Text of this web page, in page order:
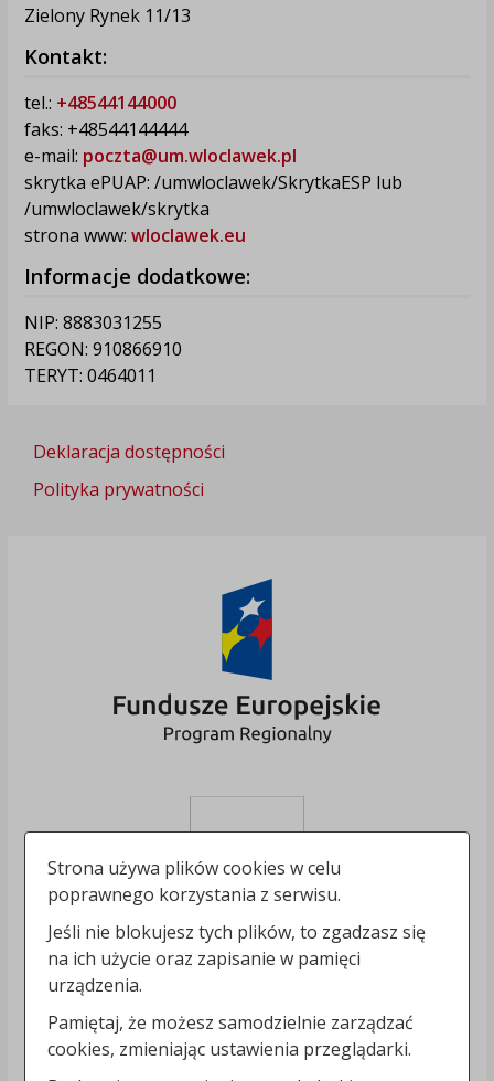
Zielony Rynek 11/13
Kontakt:
tel.: +48544144000
faks: +48544144444
e-mail: poczta@um.wloclawek.pl
skrytka ePUAP: /umwloclawek/SkrytkaESP lub
/umwloclawek/skrytka
strona www: wloclawek.eu
Informacje dodatkowe:
NIP: 8883031255
REGON: 910866910
TERYT: 0464011
Deklaracja dostępności
Polityka prywatności
Strona używa plików cookies w celu
poprawnego korzystania z serwisu.
Jeśli nie blokujesz tych plików, to zgadzasz się
na ich użycie oraz zapisanie w pamięci
urządzenia.
Pamiętaj, że możesz samodzielnie zarządzać
cookies, zmieniając ustawienia przeglądarki.